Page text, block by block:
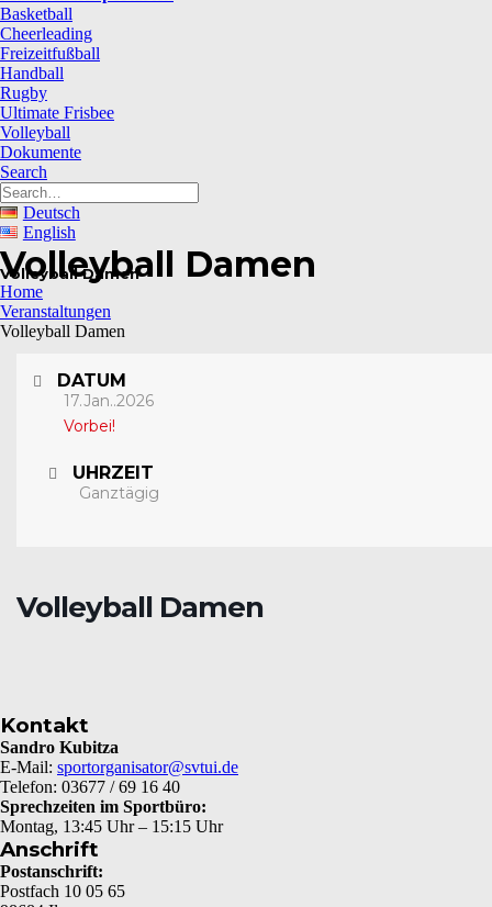
Basketball
Cheerleading
Freizeitfußball
Handball
Rugby
Ultimate Frisbee
Volleyball
Dokumente
Search
Deutsch
English
Volleyball Damen
Volleyball Damen
Home
Veranstaltungen
Volleyball Damen
DATUM
17.Jan..2026
Vorbei!
UHRZEIT
Ganztägig
Volleyball Damen
Kontakt
Sandro Kubitza
E-Mail: sportorganisator@svtui.de
Telefon: 03677 / 69 16 40
Sprechzeiten im Sportbüro:
Montag, 13:45 Uhr – 15:15 Uhr
Anschrift
Postanschrift:
Postfach 10 05 65